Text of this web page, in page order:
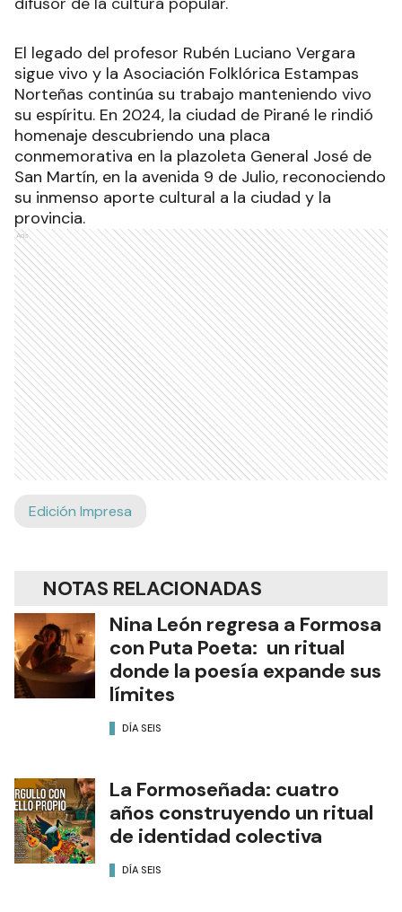
El legado del profesor Rubén Luciano Vergara
sigue vivo y la Asociación Folklórica Estampas
Norteñas continúa su trabajo manteniendo vivo
su espíritu. En 2024, la ciudad de Pirané le rindió
homenaje descubriendo una placa
conmemorativa en la plazoleta General José de
San Martín, en la avenida 9 de Julio, reconociendo
su inmenso aporte cultural a la ciudad y la
provincia.
Ads
Edición Impresa
NOTAS RELACIONADAS
Nina León regresa a Formosa
con Puta Poeta: un ritual
donde la poesía expande sus
límites
DÍA SEIS
La Formoseñada: cuatro
años construyendo un ritual
de identidad colectiva
DÍA SEIS